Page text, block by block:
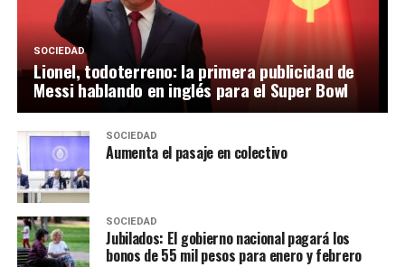
SOCIEDAD
Lionel, todoterreno: la primera publicidad de
Messi hablando en inglés para el Super Bowl
SOCIEDAD
Aumenta el pasaje en colectivo
SOCIEDAD
Jubilados: El gobierno nacional pagará los
bonos de 55 mil pesos para enero y febrero